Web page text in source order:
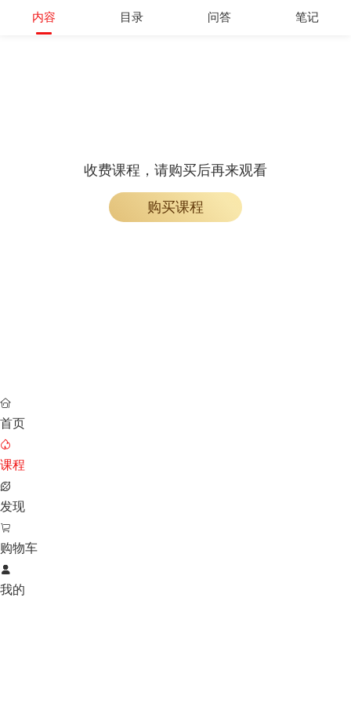
内容 目录 问答 笔记
收费课程，请购买后再来观看
购买课程

首页

课程

发现

购物车

我的